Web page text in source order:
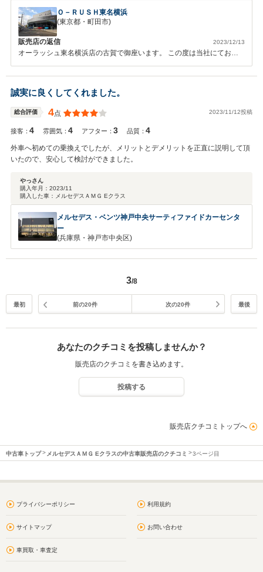
Ｏ－ＲＵＳＨ東名横浜
(東京都・町田市)
販売店の返信 2023/12/13
オーラッシュ東名横浜店の古賀で御座います。 この度は当社にてお車
高評価を頂き、誠に有難う御座います。 今後のメンテナンスでもより
良いサービスをご提供できるように精進してまいりますので 今後とも
末永いお付き合い、何卒よろしくお願い申し上げます。
誠実に良くしてくれました。
総合評価 4点 2023/11/12投稿
接客：4 雰囲気：4 アフター：3 品質：4
外車へ初めての乗換えでしたが、メリットとデメリットを正直に説明して頂
いたので、安心して検討ができました。
やっさん
購入年月： 2023/11
購入した車：
メルセデスＡＭＧ Eクラス
メルセデス・ベンツ神戸中央サーティファイドカーセンタ
ー
(兵庫県・神戸市中央区)
3/8
最初 前の20件 次の20件 最後
あなたのクチコミを投稿しませんか？
販売店のクチコミを書き込めます。
投稿する
販売店クチコミトップへ
中古車トップ メルセデスＡＭＧ Eクラスの中古車販売店のクチコミ 3ページ目
プライバシーポリシー 利用規約
サイトマップ お問い合わせ
車買取・車査定